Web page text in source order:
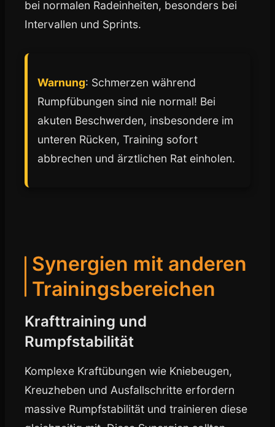
bei normalen Radeinheiten, besonders bei
Intervallen und Sprints.
Warnung: Schmerzen während
Rumpfübungen sind nie normal! Bei
akuten Beschwerden, insbesondere im
unteren Rücken, Training sofort
abbrechen und ärztlichen Rat einholen.
Synergien mit anderen
Trainingsbereichen
Krafttraining und
Rumpfstabilität
Komplexe Kraftübungen wie Kniebeugen,
Kreuzheben und Ausfallschritte erfordern
massive Rumpfstabilität und trainieren diese